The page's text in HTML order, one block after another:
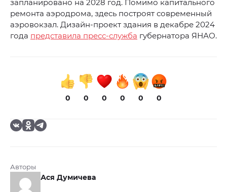
запланировано на 2028 год. Помимо капитального
ремонта аэродрома, здесь построят современный
аэровокзал. Дизайн-проект здания в декабре 2024
года представила пресс-служба губернатора ЯНАО.
0 0 0 0 0 0
Авторы
Ася Думичева